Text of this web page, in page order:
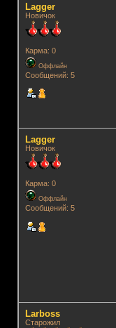
Lagger
Новичок
Карма: 0
Оффлайн
Сообщений: 5
Lagger
Новичок
Карма: 0
Оффлайн
Сообщений: 5
Lаrboss
Старожил